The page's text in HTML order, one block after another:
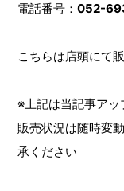
電話番号：052-
こちらは店頭にて
※上記は当記事アッ
販売状況は随時変
承ください